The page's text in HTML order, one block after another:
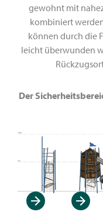
gewohnt mit
kombiniert
können durch die
leicht überwunden
Der